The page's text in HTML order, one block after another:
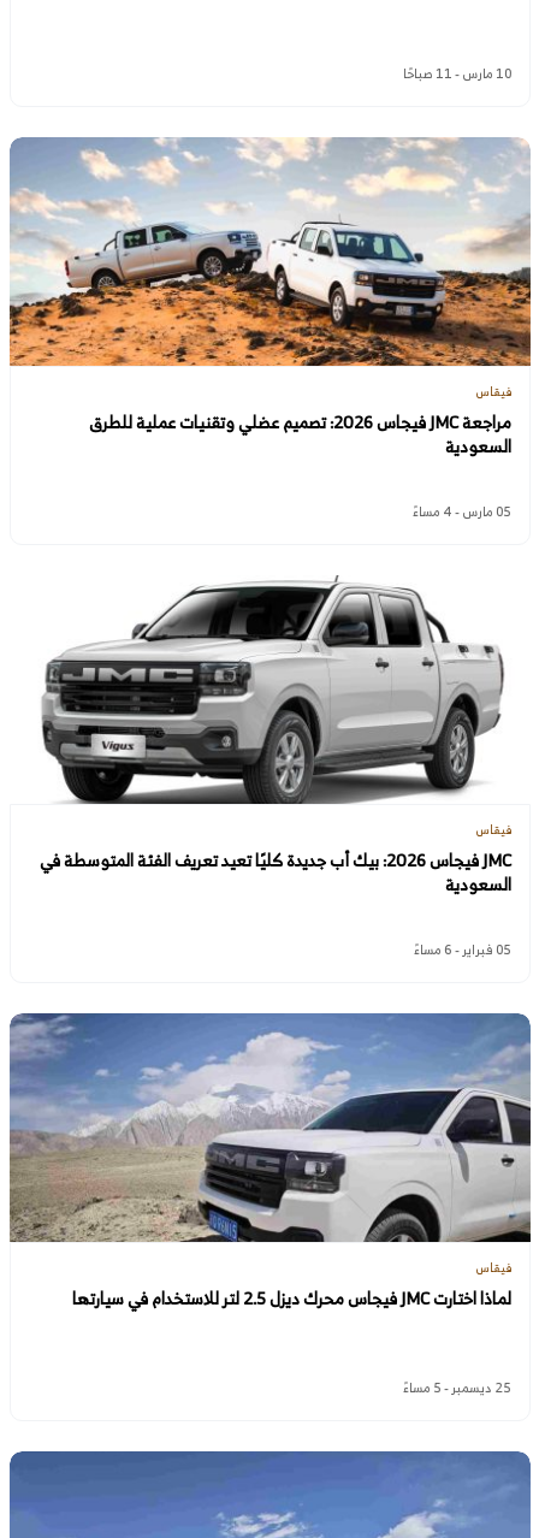
10 مارس - 11 صباحًا
فيقاس
مراجعة JMC فيجاس 2026: تصميم عضلي وتقنيات عملية للطرق
السعودية
05 مارس - 4 مساءً
فيقاس
JMC فيجاس 2026: بيك أب جديدة كليًا تعيد تعريف الفئة المتوسطة في
السعودية
05 فبراير - 6 مساءً
فيقاس
لماذا اختارت JMC فيجاس محرك ديزل 2.5 لتر للاستخدام في سيارتها
25 ديسمبر - 5 مساءً